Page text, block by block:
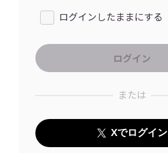
ログインしたままにする
または
Xでログイン